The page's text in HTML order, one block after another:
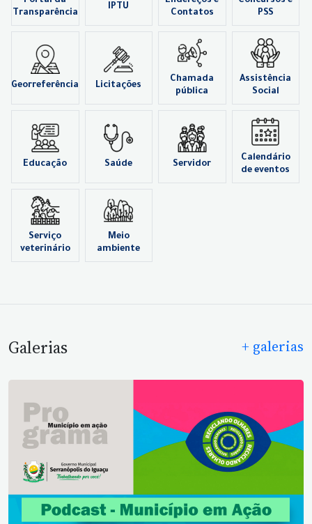
Transparência
IPTU
Contatos
PSS
Georreferência Licitações
Chamada
pública
Assistência
Social
Educação Saúde Servidor
Calendário
de eventos
Serviço
veterinário
Meio
ambiente
Galerias + galerias